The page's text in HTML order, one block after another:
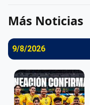
Más Noticias
9/8/2026